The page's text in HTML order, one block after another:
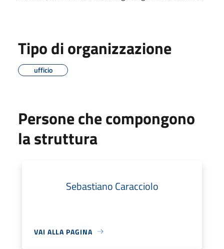
Tipo di organizzazione
ufficio
Persone che compongono
la struttura
Sebastiano Caracciolo
VAI ALLA PAGINA